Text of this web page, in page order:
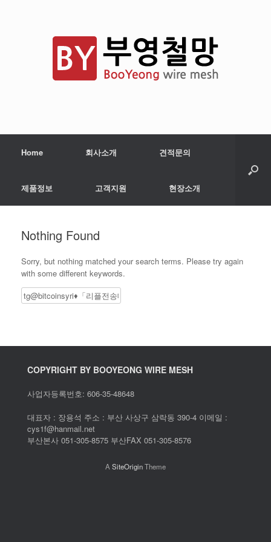
Home 회사소개 견적문의
제품정보 고객지원 현장소개
Nothing Found
Sorry, but nothing matched your search terms. Please try again
with some different keywords.
Search
COPYRIGHT BY BOOYEONG WIRE MESH
사업자등록번호: 606-35-48648
대표자 : 장용석 주소 : 부산 사상구 삼락동 390-4 이메일 :
cys1f@hanmail.net
부산본사 051-305-8575 부산FAX 051-305-8576
A SiteOriginTheme